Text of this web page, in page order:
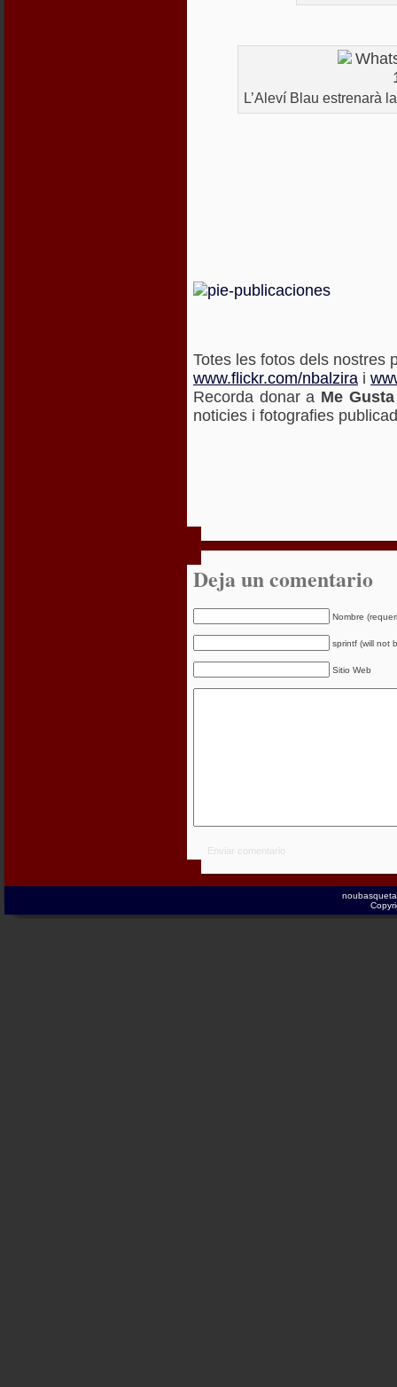
L’Aleví Blau estrenarà
Totes les fotos dels nostres
www.flickr.com/nbalzira i
Recorda donar a Me
noticies i fotografies
Deja un comentario
Nombre
sprintf (will not
Sitio Web
Enviar comentario